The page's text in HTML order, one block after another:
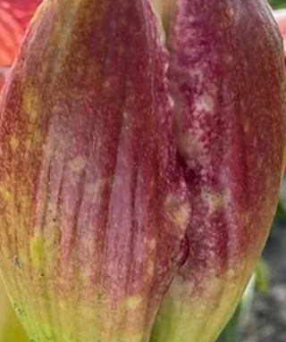
самостійно.